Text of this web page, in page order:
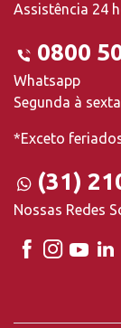
Assistência 24
0800
Whatsapp
Segunda à
*Exceto
(31)
Nossas Redes